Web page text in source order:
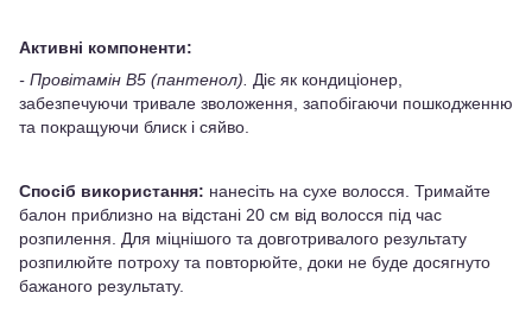
Активні компоненти:
- Провітамін B5 (пантенол). Діє як кондиціонер,
забезпечуючи тривале зволоження, запобігаючи пошкодженню
та покращуючи блиск і сяйво.
Спосіб використання: нанесіть на сухе волосся. Тримайте
балон приблизно на відстані 20 см від волосся під час
розпилення. Для міцнішого та довготривалого результату
розпилюйте потроху та повторюйте, доки не буде досягнуто
бажаного результату.